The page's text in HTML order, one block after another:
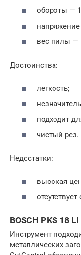
обороты —
напряжение
вес пилы —
Достоинства:
легкость;
подходит
чистый рез.
Недостатки:
высокая
BOSCH PKS 18 LI
Инструмент
металлических